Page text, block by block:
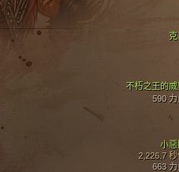
不朽之王的威
590 力
小惡
2,226.7 秒
663 力
克